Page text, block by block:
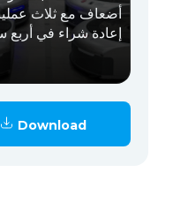
أضعاف مع ثلاث
إعادة شراء في أربع
Download